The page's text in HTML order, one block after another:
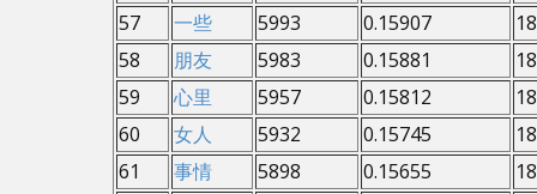
57
一些 5993 0.15907
58
朋友 5983 0.15881
59
心里 5957 0.15812
60
女人 5932 0.15745
61
事情 5898 0.15655